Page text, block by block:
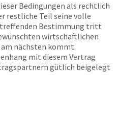
Bedingungen als rechtlich
restliche Teil seine volle
Bestimmung tritt
wirtschaftlichen
nächsten kommt.
mit diesem Vertrag
gütlich beigelegt